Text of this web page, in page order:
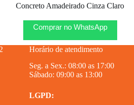
Concreto Amadeirado Cinza Claro
Comprar no WhatsApp
Horário de atendimento
Seg. a Sex.: 08:00 as 17:00
Sábado: 09:00 as 13:00
LGPD: